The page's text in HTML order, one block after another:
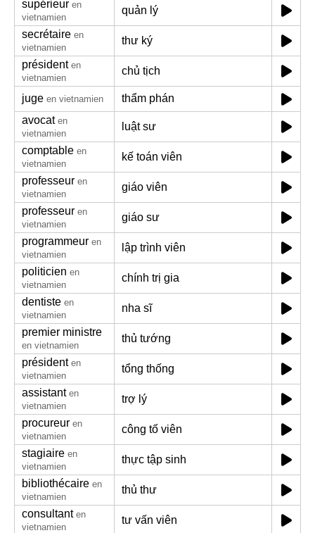
supérieur en
vietnamien
quản lý
secrétaire en
vietnamien
thư ký
président en
vietnamien
chủ tịch
juge en vietnamien
thẩm phán
avocat en
vietnamien
luật sư
comptable en
vietnamien
kế toán viên
professeur en
vietnamien
giáo viên
professeur en
vietnamien
giáo sư
programmeur en
vietnamien
lập trình viên
politicien en
vietnamien
chính trị gia
dentiste en
vietnamien
nha sĩ
premier ministre
en vietnamien
thủ tướng
président en
vietnamien
tổng thống
assistant en
vietnamien
trợ lý
procureur en
vietnamien
công tố viên
stagiaire en
vietnamien
thực tập sinh
bibliothécaire en
vietnamien
thủ thư
consultant en
vietnamien
tư vấn viên